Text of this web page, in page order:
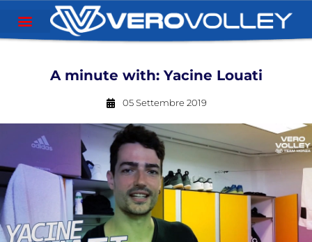
A minute with: Yacine Louati
05 Settembre 2019